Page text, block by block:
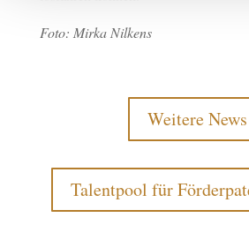
Foto: Mirka Nilkens
Weitere News
Talentpool für